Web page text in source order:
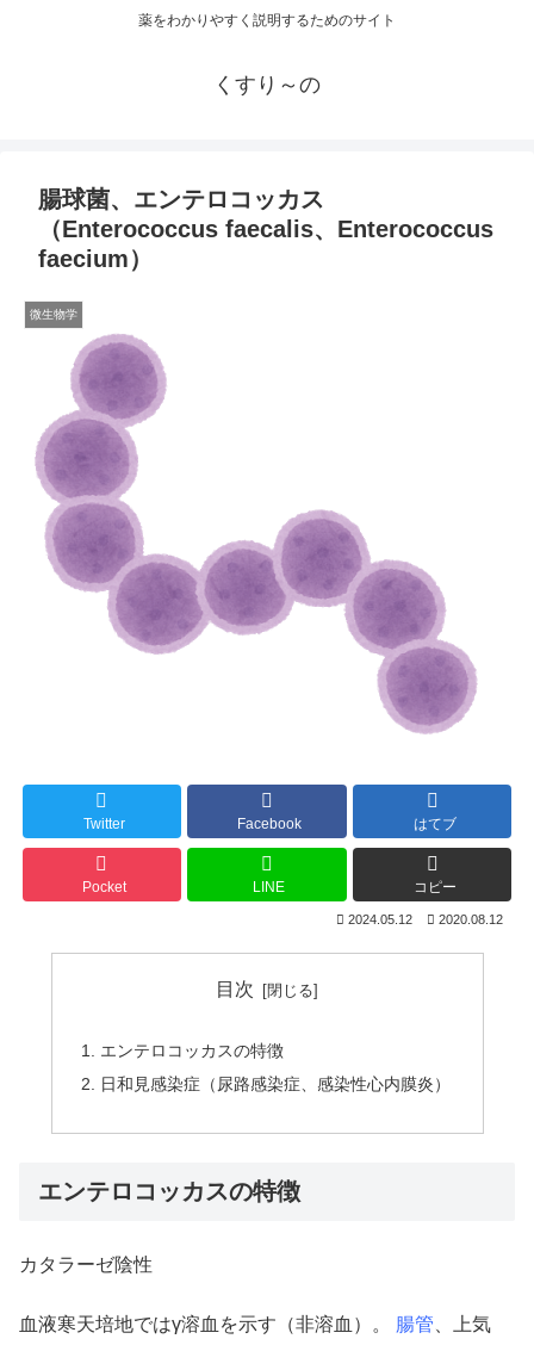
薬をわかりやすく説明するためのサイト
くすり～の
腸球菌、エンテロコッカス
（Enterococcus faecalis、Enterococcus
faecium）
微生物学
Twitter Facebook はてブ
Pocket LINE コピー
2024.05.12 2020.08.12
目次
エンテロコッカスの特徴
日和見感染症（尿路感染症、感染性心内膜炎）
エンテロコッカスの特徴
カタラーゼ陰性
血液寒天培地ではγ溶血を示す（非溶血）。 腸管 、上気